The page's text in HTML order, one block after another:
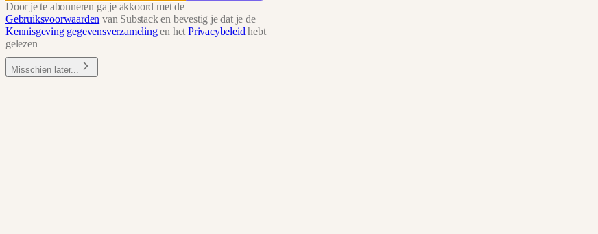
Door je te abonneren ga je akkoord met de
Gebruiksvoorwaarden van Substack en bevestig je dat je de
Kennisgeving gegevensverzamelingen hetPrivacybeleid hebt
gelezen
Misschien later...